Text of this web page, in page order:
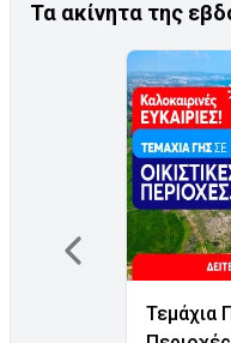
Τα ακίνητα της
Τεμάχια